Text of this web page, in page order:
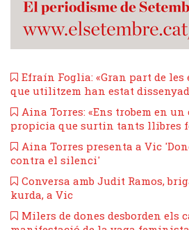
Efraín Foglia: «Gran part de
que utilitzem han estat
Aina Torres: «Ens trobem en
propicia que surtin tants llibres
Aina Torres presenta a Vic
contra el silenci'
​Conversa amb Judit Ramos,
kurda, a Vic
​Milers de dones desborden els